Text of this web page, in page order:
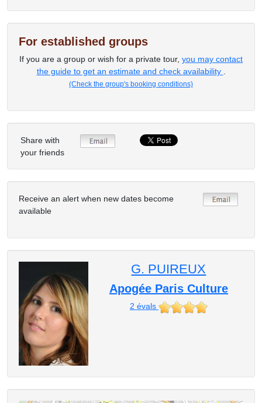
For established groups
If you are a group or wish for a private tour, you may contact
the guide to get an estimate and check availability
(Check the group's booking conditions)
Share with
your friends
Receive an alert when new dates become
available
G. PUIREUX
Apogée Paris Culture
2 évals